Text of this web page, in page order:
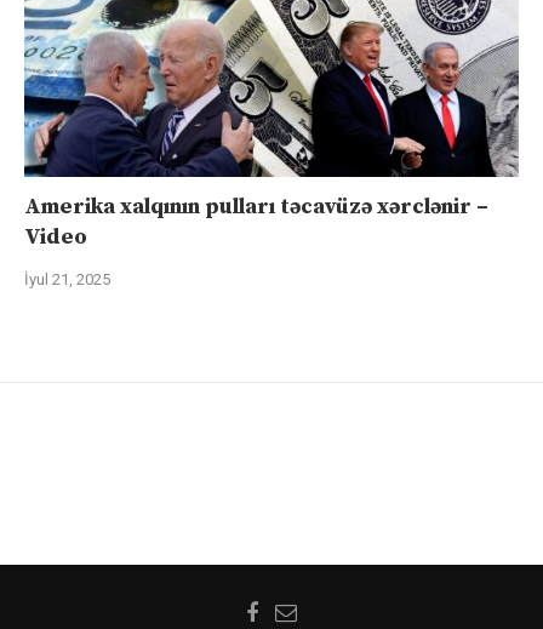
Amerika xalqının pulları təcavüzə xərclənir –
Video
İyul 21, 2025